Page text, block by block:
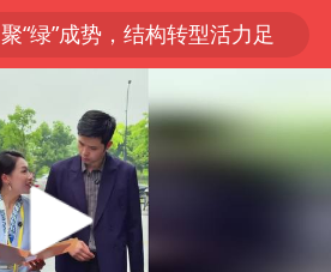
聚“绿”成势，结构转型活力足
印度暴发金迪普拉病毒
80后女柜员获聘4200亿银行副行长
41岁女子为鼓励女儿考上985研究生